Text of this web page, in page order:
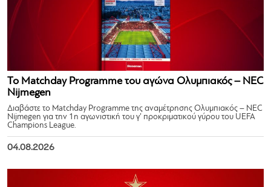
Το Matchday Programme του αγώνα Ολυμπιακός – NEC
Nijmegen
Διαβάστε το Matchday Programme της αναμέτρησης Ολυμπιακός – NEC
Nijmegen για την 1η αγωνιστική του γ’ προκριματικού γύρου του UEFA
Champions League.
04.08.2026